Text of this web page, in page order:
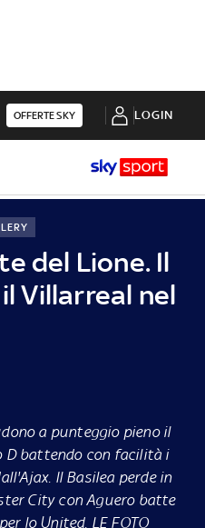
OFFERTE SKY LOGIN
del Lione. Il
Villarreal nel
a punteggio pieno il
D battendo con facilità i
Il Basilea perde in
City con Aguero batte
lo United. LE FOTO